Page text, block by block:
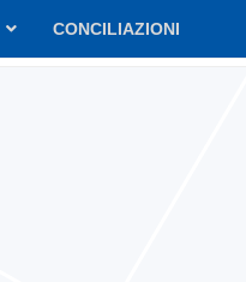
CONCILIAZIONI